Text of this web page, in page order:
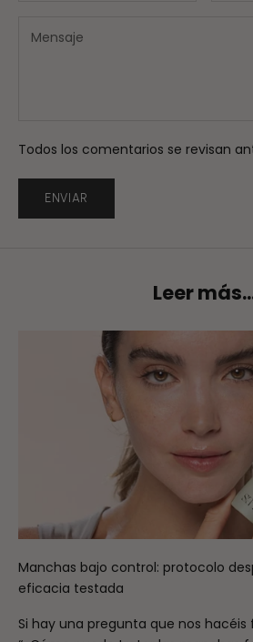
Todos los comentarios se revisan
ENVIAR
Leer
Manchas bajo control: protocolo
eficacia testada
Si hay una pregunta que nos